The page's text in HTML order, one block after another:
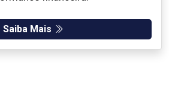
Saiba Mais